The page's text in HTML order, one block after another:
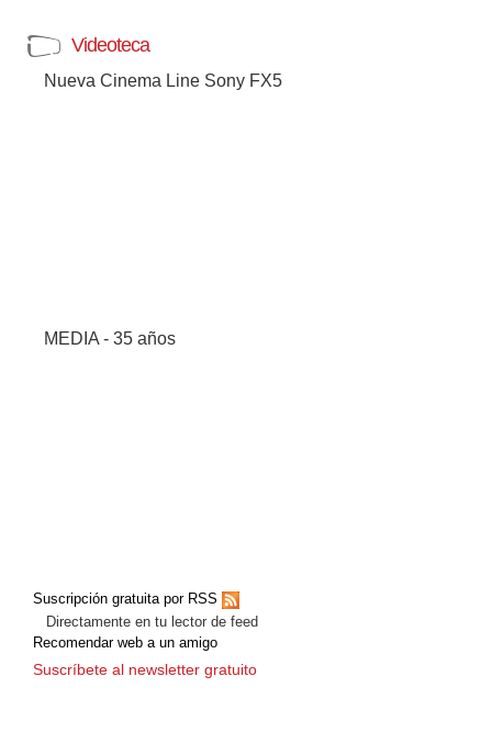
Videoteca
Nueva Cinema Line Sony FX5
MEDIA - 35 años
Suscripción gratuita por RSS
Directamente en tu lector de feed
Recomendar web a un amigo
Suscríbete al newsletter gratuito